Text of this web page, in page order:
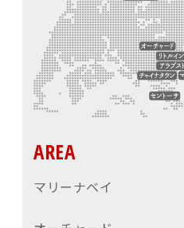
AREA
マリーナベイ